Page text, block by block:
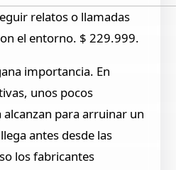
relatos o llamadas
el entorno. $ 229.999.
importancia. En
unos pocos
para arruinar un
antes desde las
los fabricantes